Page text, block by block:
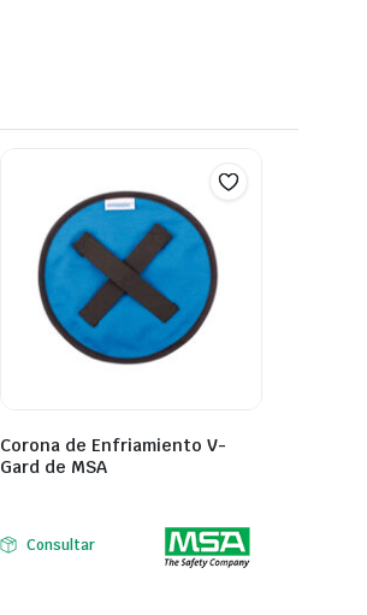
Corona de Enfriamiento V-
Gard de MSA
Consultar